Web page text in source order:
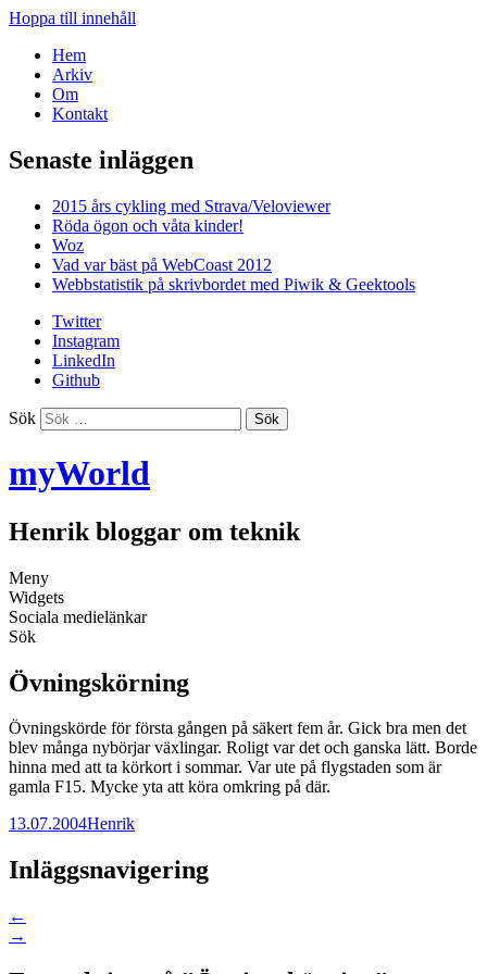
Hoppa till innehåll
Hem
Arkiv
Om
Kontakt
Senaste inläggen
2015 års cykling med Strava/Veloviewer
Röda ögon och våta kinder!
Woz
Vad var bäst på WebCoast 2012
Webbstatistik på skrivbordet med Piwik & Geektools
Twitter
Instagram
LinkedIn
Github
Sök
myWorld
Henrik bloggar om teknik
Meny
Widgets
Sociala medielänkar
Sök
Övningskörning
Övningskörde för första gången på säkert fem år. Gick bra men det
blev många nybörjar växlingar. Roligt var det och ganska lätt. Borde
hinna med att ta körkort i sommar. Var ute på flygstaden som är
gamla F15. Mycke yta att köra omkring på där.
13.07.2004Henrik
Inläggsnavigering
←
→